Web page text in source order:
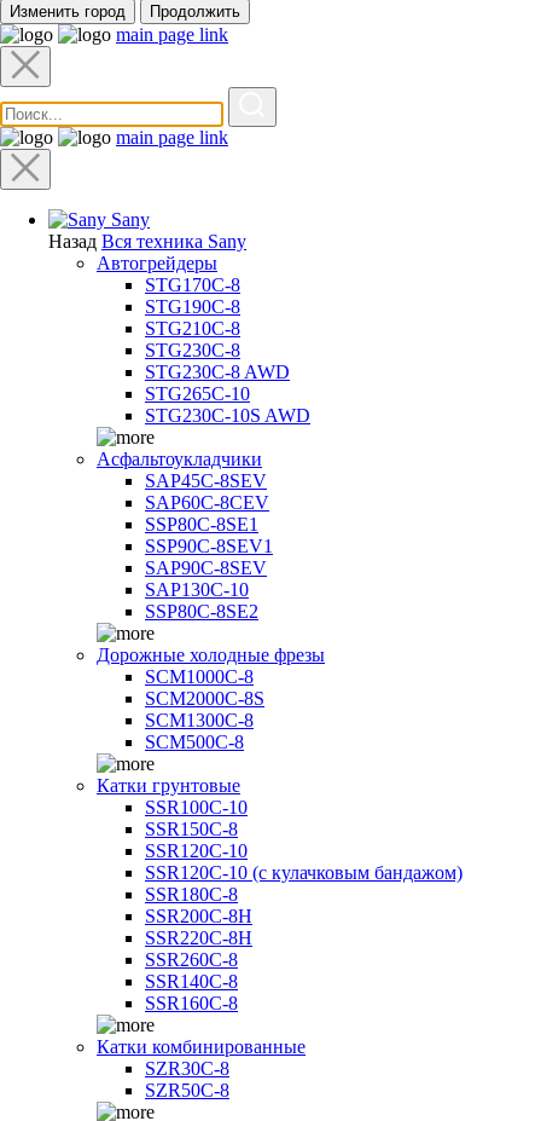
Изменить город Продолжить
main page link
main page link
Sany
Назад Вся техника Sany
Автогрейдеры
STG170C-8
STG190C-8
STG210C-8
STG230C-8
STG230C-8 AWD
STG265C-10
STG230C-10S AWD
Асфальтоукладчики
SAP45С-8SEV
SAP60C-8CEV
SSP80C-8SE1
SSP90C-8SEV1
SAP90C-8SEV
SAP130C-10
SSP80C-8SE2
Дорожные холодные фрезы
SCM1000C-8
SCM2000C-8S
SCM1300C-8
SCM500C-8
Катки грунтовые
SSR100C-10
SSR150C-8
SSR120C-10
SSR120C-10 (с кулачковым бандажом)
SSR180C-8
SSR200C-8H
SSR220C-8H
SSR260C-8
SSR140C-8
SSR160C-8
Катки комбинированные
SZR30C-8
SZR50C-8